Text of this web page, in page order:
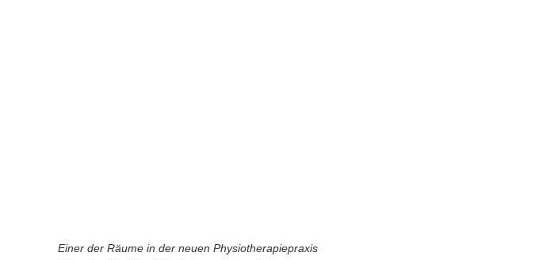
Einer der Räume in der neuen Physiotherapiepraxis